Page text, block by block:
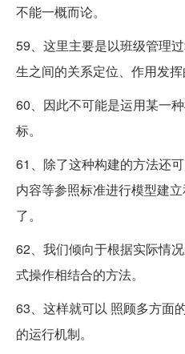
不能一概而论。
59、这里主要是以班级管理
生之间的关系定位、作用发挥
60、因此不可能是运用某一
标。
61、除了这种构建的方法还
内容等参照标准进行模型建
了。
62、我们倾向于根据实际情
式操作相结合的方法。
63、这样就可以 照顾多方面
的运行机制。